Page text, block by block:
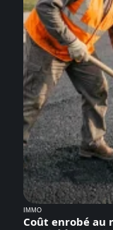
IMMO
Coût enrobé au